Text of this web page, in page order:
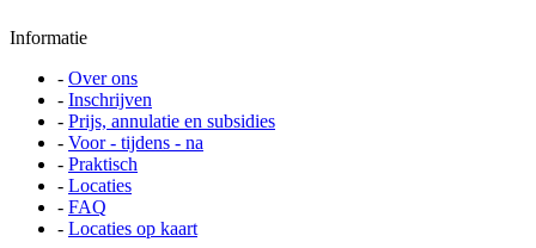
Informatie
- Over ons
- Inschrijven
- Prijs, annulatie en subsidies
- Voor - tijdens - na
- Praktisch
- Locaties
- FAQ
- Locaties op kaart